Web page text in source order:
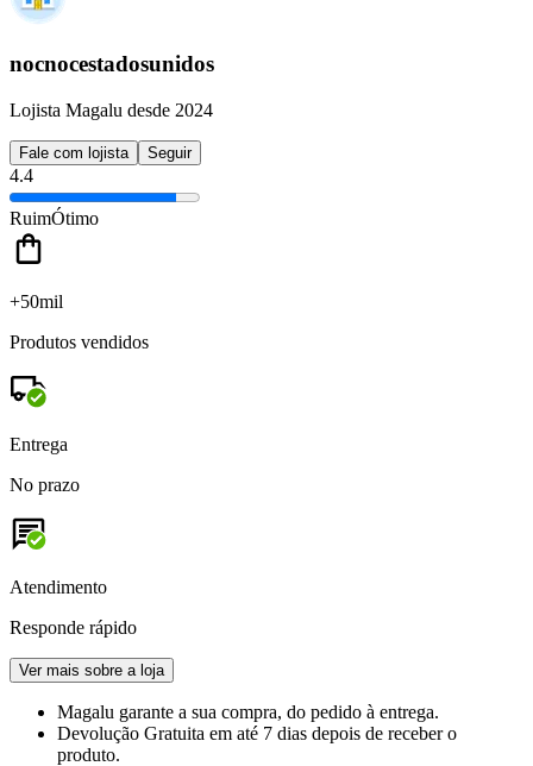
nocnocestadosunidos
Lojista Magalu desde 2024
Fale com lojista Seguir
4.4
RuimÓtimo
+50mil
Produtos vendidos
Entrega
No prazo
Atendimento
Responde rápido
Ver mais sobre a loja
Magalu garante a sua compra, do pedido à entrega.
Devolução Gratuita em até 7 dias depois de receber o
produto.